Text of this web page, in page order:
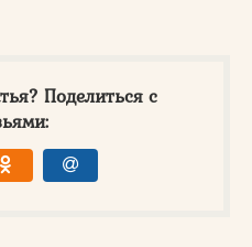
Поделиться с